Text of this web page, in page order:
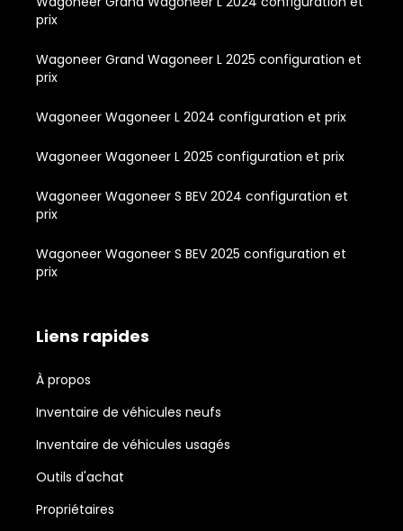
prix
Wagoneer Grand Wagoneer L 2025 configuration et
prix
Wagoneer Wagoneer L 2024 configuration et prix
Wagoneer Wagoneer L 2025 configuration et prix
Wagoneer Wagoneer S BEV 2024 configuration et
prix
Wagoneer Wagoneer S BEV 2025 configuration et
prix
Liens rapides
À propos
Inventaire de véhicules neufs
Inventaire de véhicules usagés
Outils d'achat
Propriétaires